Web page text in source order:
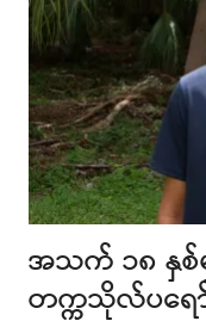
အသက် ၁၈ နှ
တက္ကသိုလ်ပရေ